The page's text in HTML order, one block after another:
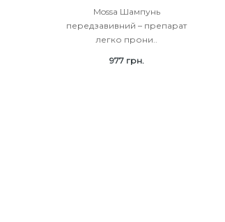
Mossa Шампунь
передзавивний – препарат
легко прони..
977 грн.